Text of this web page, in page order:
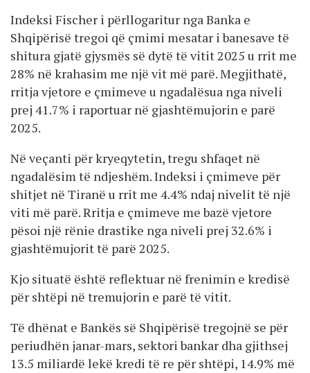
Indeksi Fischer i përllogaritur nga Banka e
Shqipërisë tregoi që çmimi mesatar i banesave të
shitura gjatë gjysmës së dytë të vitit 2025 u rrit me
28% në krahasim me një vit më parë. Megjithatë,
rritja vjetore e çmimeve u ngadalësua nga niveli
prej 41.7% i raportuar në gjashtëmujorin e parë
2025.
Në veçanti për kryeqytetin, tregu shfaqet në
ngadalësim të ndjeshëm. Indeksi i çmimeve për
shitjet në Tiranë u rrit me 4.4% ndaj nivelit të një
viti më parë. Rritja e çmimeve me bazë vjetore
pësoi një rënie drastike nga niveli prej 32.6% i
gjashtëmujorit të parë 2025.
Kjo situatë është reflektuar në frenimin e kredisë
për shtëpi në tremujorin e parë të vitit.
Të dhënat e Bankës së Shqipërisë tregojnë se për
periudhën janar-mars, sektori bankar dha gjithsej
13.5 miliardë lekë kredi të re për shtëpi, 14.9% më